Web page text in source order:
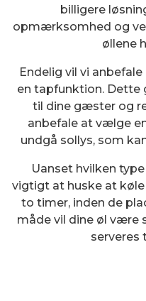
billigere
opmærksomhed og
øllene
Endelig vil vi
en tapfunktion. Dette
til dine gæster og
anbefale at vælge
undgå sollys, som
Uanset hvilken
vigtigt at huske at
to timer, inden de
måde vil dine øl være
serveres